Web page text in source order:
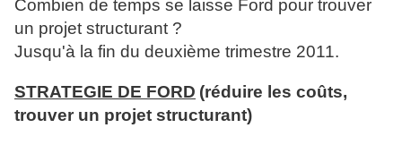
Combien de temps se laisse Ford pour trouver
un projet structurant ?
Jusqu'à la fin du deuxième trimestre 2011.
STRATEGIE DE FORD (réduire les coûts,
trouver un projet structurant)